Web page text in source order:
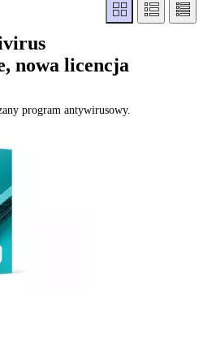
nowa licencja
program antywirusowy.